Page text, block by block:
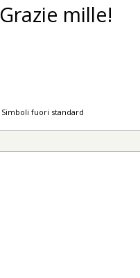
Grazie mille!
Simboli fuori standard